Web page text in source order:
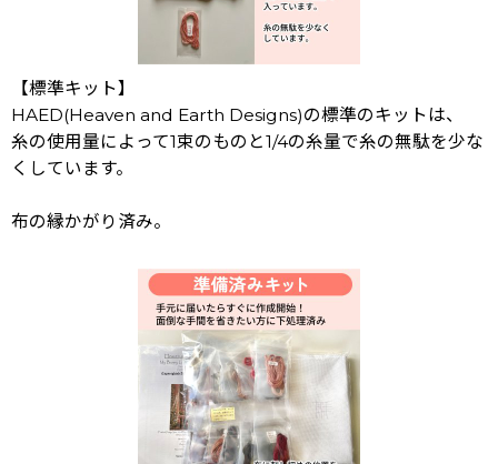
【標準キット】
HAED(Heaven and Earth Designs)の標準のキットは、
糸の使用量によって1束のものと1/4の糸量で糸の無駄を少な
くしています。
布の縁かがり済み。